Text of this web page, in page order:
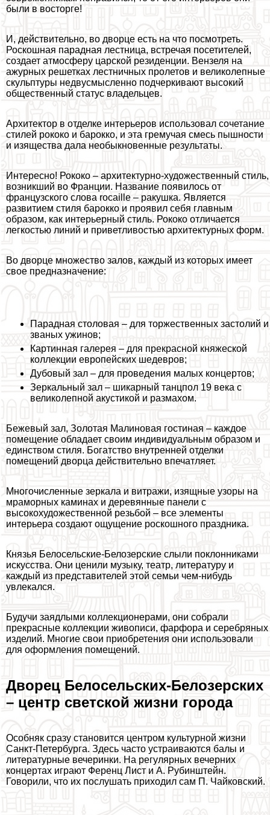
были в восторге!
И, действительно, во дворце есть на что посмотреть.
Роскошная парадная лестница, встречая посетителей,
создает атмосферу царской резиденции. Вензеля на
ажурных решетках лестничных пролетов и великолепные
скульптуры недвусмысленно подчеркивают высокий
общественный статус владельцев.
Архитектор в отделке интерьеров использовал сочетание
стилей рококо и барокко, и эта гремучая смесь пышности
и изящества дала необыкновенные результаты.
Интересно! Рококо – архитектурно-художественный стиль,
возникший во Франции. Название появилось от
французского слова rocaille – paкушка. Является
развитием стиля барокко и проявил себя главным
образом, как интерьерный стиль. Рококо отличается
легкостью линий и приветливостью архитектурных форм.
Во дворце множество залов, каждый из которых имеет
свое предназначение:
Парадная столовая – для торжественных застолий и
званых ужинов;
Картинная галерея – для прекрасной княжеской
коллекции европейских шедевров;
Дубовый зал – для проведения малых концертов;
Зеркальный зал – шикарный танцпол 19 века с
великолепной акустикой и размахом.
Бежевый зал, Золотая Малиновая гостиная – каждое
помещение обладает своим индивидуальным образом и
единством стиля. Богатство внутренней отделки
помещений дворца действительно впечатляет.
Многочисленные зеркала и витражи, изящные узоры на
мраморных каминах и деревянные панели с
высокохудожественной резьбой – все элементы
интерьера создают ощущение роскошного праздника.
Князья Белосельские-Белозерские слыли поклонниками
искусства. Они ценили музыку, театр, литературу и
каждый из представителей этой семьи чем-нибудь
увлекался.
Будучи заядлыми коллекционерами, они собрали
прекрасные коллекции живописи, фарфора и серебряных
изделий. Многие свои приобретения они использовали
для оформления помещений.
Дворец Белосельских-Белозерских
– центр светской жизни города
Особняк сразу становится центром культурной жизни
Санкт-Петербурга. Здесь часто устраиваются балы и
литературные вечеринки. На регулярных вечерних
концертах играют Ференц Лист и А. Рубинштейн.
Говорили, что их послушать приходил сам П. Чайковский.